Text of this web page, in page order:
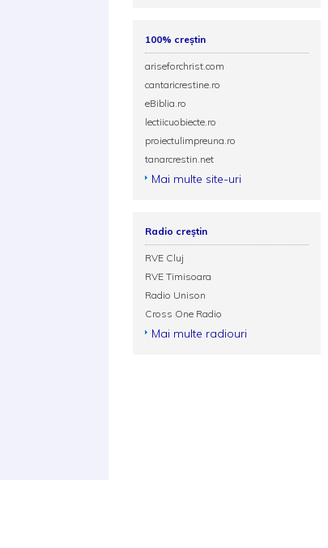
100% creștin
ariseforchrist.com
cantaricrestine.ro
eBiblia.ro
lectiicuobiecte.ro
proiectulimpreuna.ro
tanarcrestin.net
Mai multe site-uri
Radio creștin
RVE Cluj
RVE Timisoara
Radio Unison
Cross One Radio
Mai multe radiouri